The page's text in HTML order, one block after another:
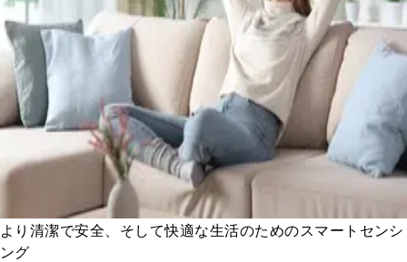
より清潔で安全、そして快適な生活のためのスマートセンシ
ング